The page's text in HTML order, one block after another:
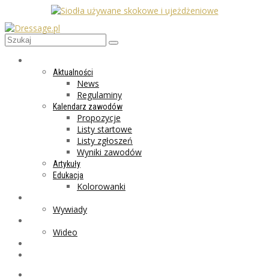
Aktualności
News
Regulaminy
Kalendarz zawodów
Propozycje
Listy startowe
Listy zgłoszeń
Wyniki zawodów
Artykuły
Edukacja
Kolorowanki
Wywiady
Wideo